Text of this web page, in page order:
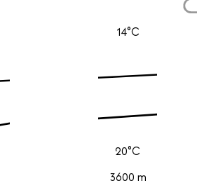
14°C
20°C
3600 m